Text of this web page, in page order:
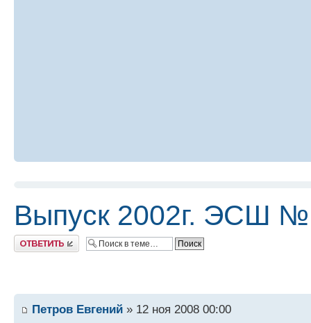
Выпуск 2002г. ЭСШ
Ответить
Петров Евгений » 12 ноя 2008 00:00